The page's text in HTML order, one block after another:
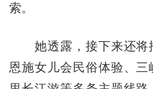
索。
她透露，接下来还将
恩施女儿会民俗体验、